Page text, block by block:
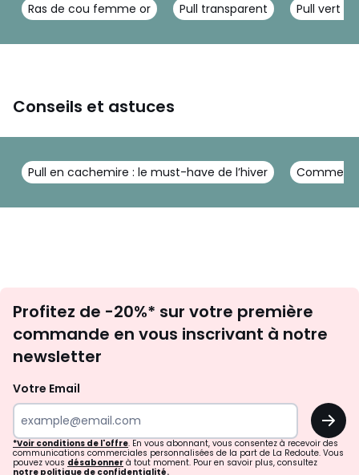
Ras de cou femme or Pull transparent Pull vert
Conseils et astuces
Pull en cachemire : le must-have de l’hiver Comment
newsletter
Profitez de -20%* sur votre première
commande en vous inscrivant à notre
newsletter
Votre Email
OK
*Voir conditions de l'offre. En vous abonnant, vous consentez à recevoir des
communications commerciales personnalisées de la part de La Redoute. Vous
pouvez vous désabonner à tout moment. Pour en savoir plus, consultez
notre politique de confidentialité.